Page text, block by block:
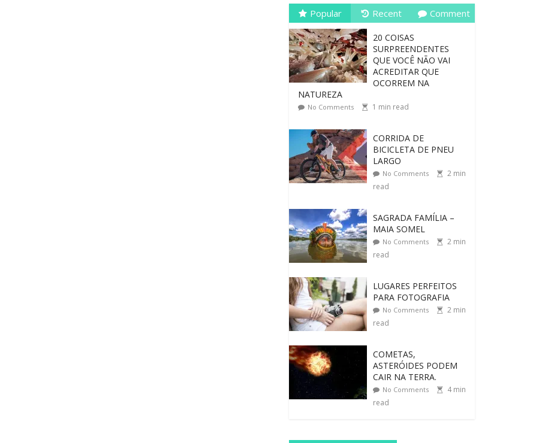
Popular Recent Comment
20 COISAS
SURPREENDENTES
QUE VOCÊ NÃO VAI
ACREDITAR QUE
OCORREM NA
NATUREZA
No Comments 1 min read
CORRIDA DE
BICICLETA DE PNEU
LARGO
No Comments 2 min
read
SAGRADA FAMÍLIA –
MAIA SOMEL
No Comments 2 min
read
LUGARES PERFEITOS
PARA FOTOGRAFIA
No Comments 2 min
read
COMETAS,
ASTERÓIDES PODEM
CAIR NA TERRA.
No Comments 4min
read